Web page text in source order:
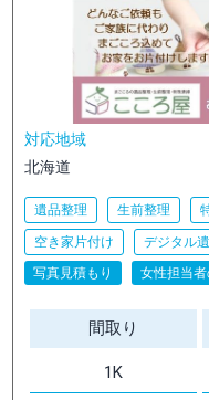
対応地域
北海道
遺品整理 生前整理
空き家片付け デジタル
写真見積もり
女性担当
間取り
1K